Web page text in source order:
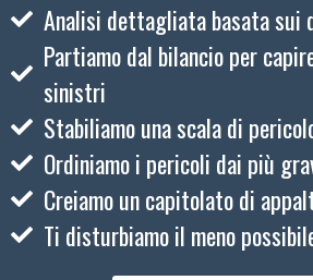
Analisi dettagliata basata sui
Partiamo dal bilancio per
sinistri
Stabiliamo una scala di
Ordiniamo i pericoli dai più
Creiamo un capitolato di
Ti disturbiamo il meno